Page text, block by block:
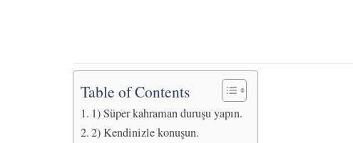
Table of Contents
1) Süper kahraman duruşu yapın.
2) Kendinizle konuşun.